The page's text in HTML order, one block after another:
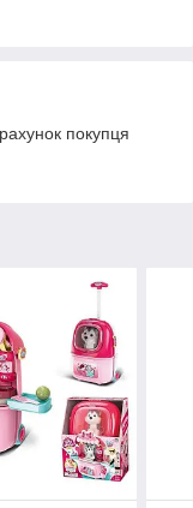
покупця